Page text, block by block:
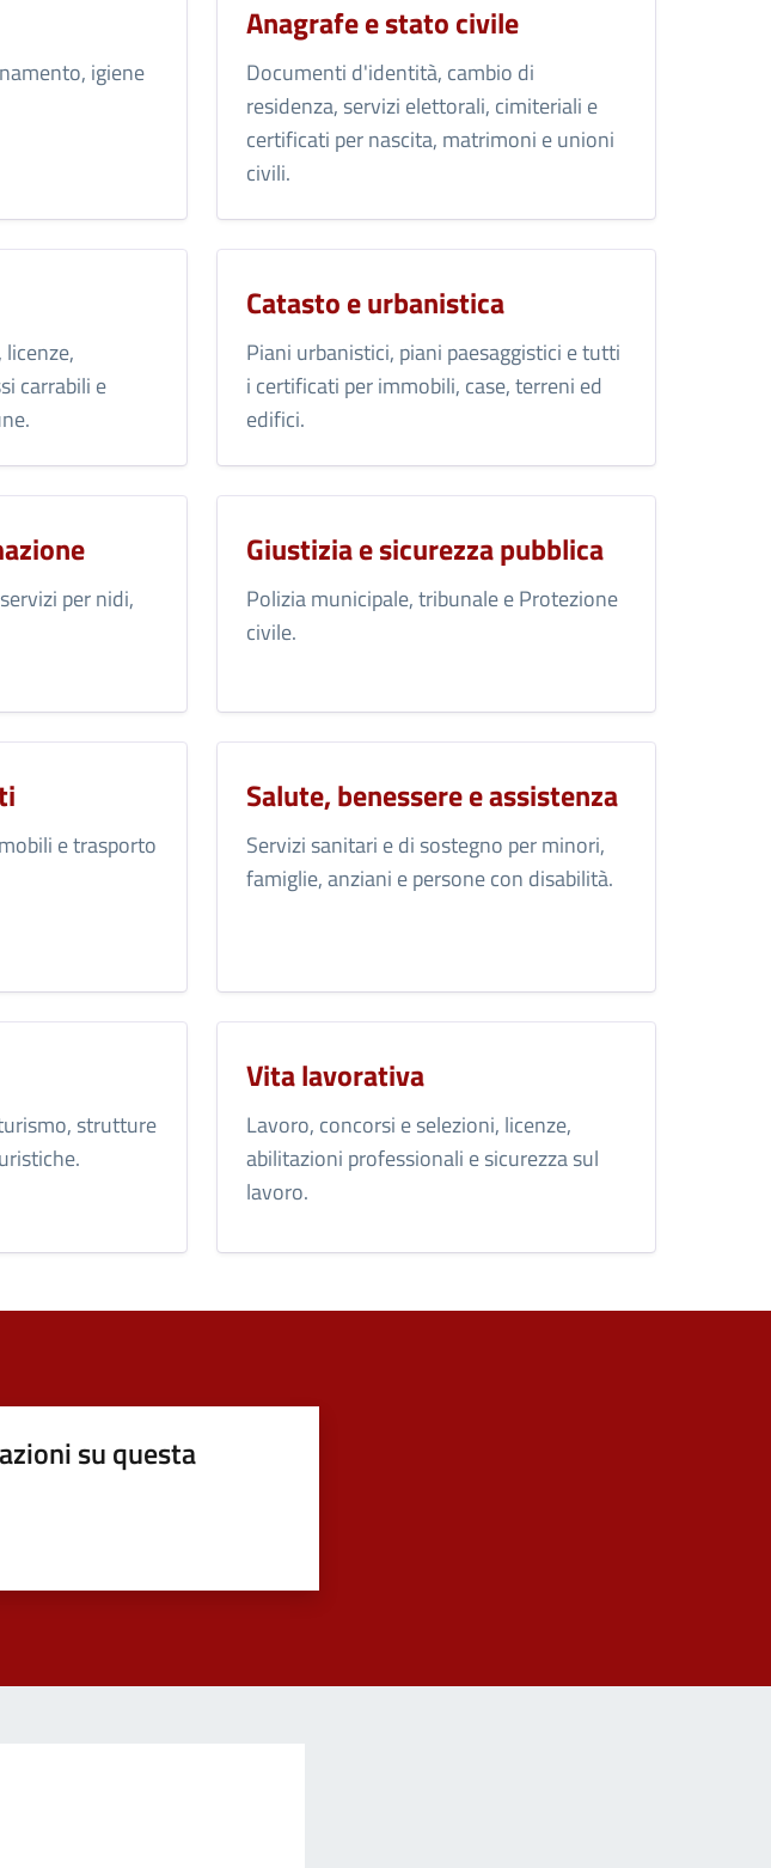
igiene
Anagrafe e stato civile
Documenti d'identità, cambio di
residenza, servizi elettorali, cimiteriali e
certificati per nascita, matrimoni e unioni
civili.
carrabili e
Catasto e urbanistica
Piani urbanistici, piani paesaggistici e tutti
i certificati per immobili, case, terreni ed
edifici.
per nidi,
Giustizia e sicurezza pubblica
Polizia municipale, tribunale e Protezione
civile.
e trasporto
Salute, benessere e assistenza
Servizi sanitari e di sostegno per minori,
famiglie, anziani e persone con disabilità.
strutture
Vita lavorativa
Lavoro, concorsi e selezioni, licenze,
abilitazioni professionali e sicurezza sul
lavoro.
su questa